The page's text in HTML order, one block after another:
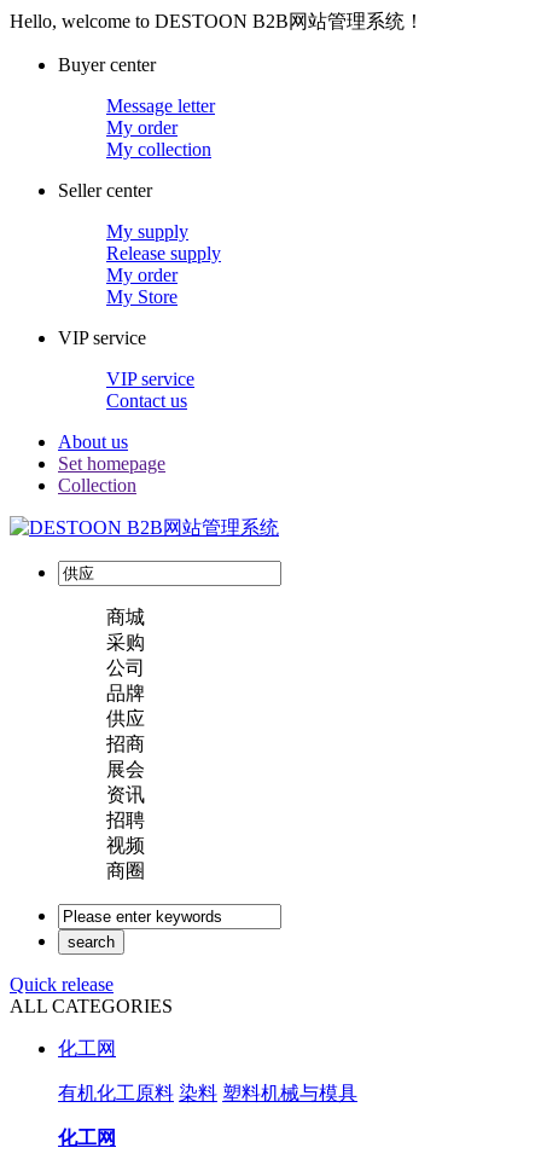
Hello, welcome to DESTOON B2B网站管理系统！
Buyer center
Message letter
My order
My collection
Seller center
My supply
Release supply
My order
My Store
VIP service
VIP service
Contact us
About us
Set homepage
Collection
商城
采购
公司
品牌
供应
招商
展会
资讯
招聘
视频
商圈
Quick release
ALL CATEGORIES
化工网
有机化工原料 染料 塑料机械与模具
化工网